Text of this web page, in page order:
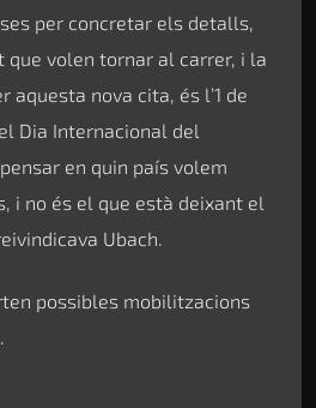
per concretar els detalls,
que volen tornar al carrer, i la
aquesta nova cita, és l’1 de
Dia Internacional del
en quin país volem
i no és el que està deixant el
Ubach.
possibles mobilitzacions